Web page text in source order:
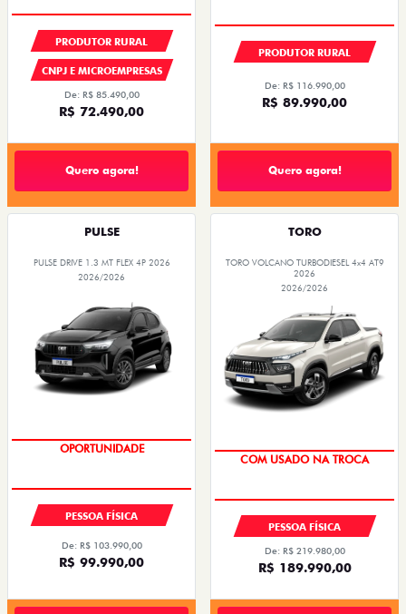
PRODUTOR RURAL
CNPJ E MICROEMPRESAS
De: R$ 85.490,00
R$ 72.490,00
Quero agora!
PRODUTOR RURAL
De: R$ 116.990,00
R$ 89.990,00
Quero agora!
PULSE
PULSE DRIVE 1.3 MT FLEX 4P 2026
2026/2026
OPORTUNIDADE
PESSOA FÍSICA
De: R$ 103.990,00
R$ 99.990,00
TORO
TORO VOLCANO TURBODIESEL 4x4 AT9
2026
2026/2026
COM USADO NA TROCA
PESSOA FÍSICA
De: R$ 219.980,00
R$ 189.990,00